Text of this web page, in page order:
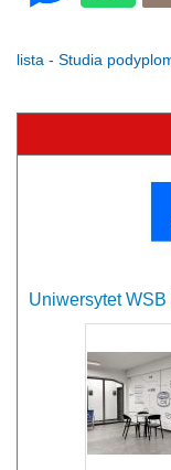
lista - Studia
Uniwersytet